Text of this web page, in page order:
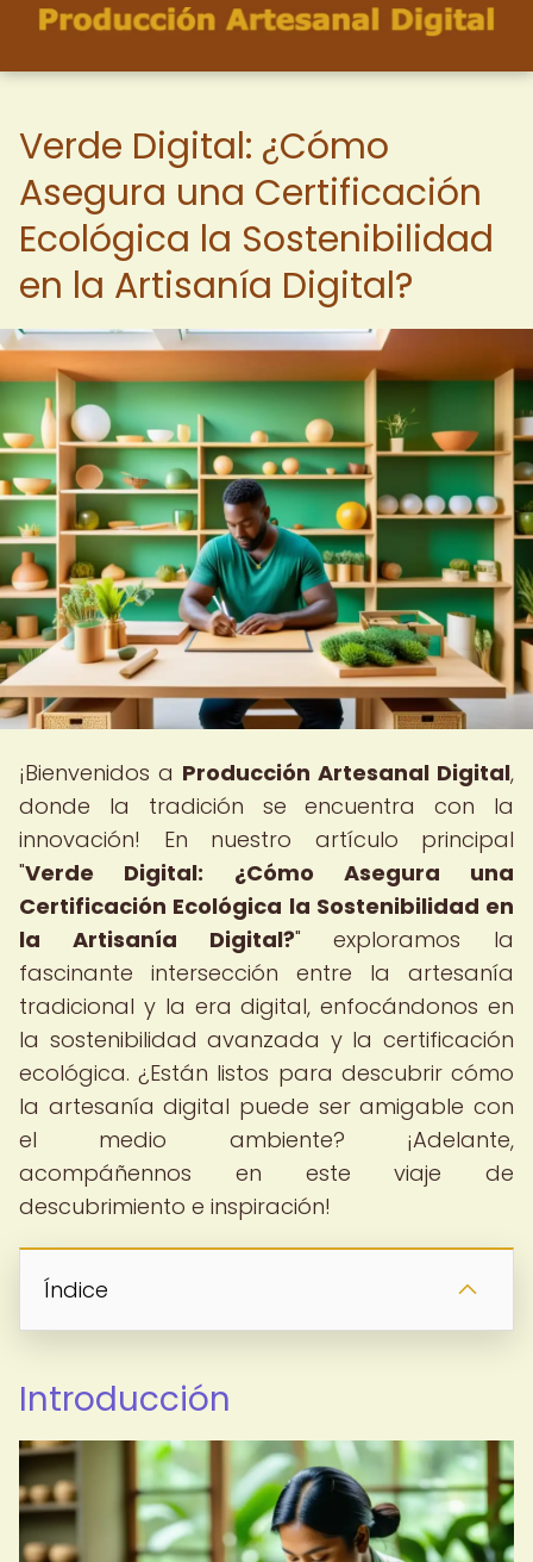
Verde Digital: ¿Cómo
Asegura una Certificación
Ecológica la Sostenibilidad
en la Artisanía Digital?
¡Bienvenidos a Producción Artesanal Digital,
donde la tradición se encuentra con la
innovación! En nuestro artículo principal
"Verde Digital: ¿Cómo Asegura una
Certificación Ecológica la Sostenibilidad en
la Artisanía Digital?" exploramos la
fascinante intersección entre la artesanía
tradicional y la era digital, enfocándonos en
la sostenibilidad avanzada y la certificación
ecológica. ¿Están listos para descubrir cómo
la artesanía digital puede ser amigable con
el medio ambiente? ¡Adelante,
acompáñennos en este viaje de
descubrimiento e inspiración!
Índice
Introducción